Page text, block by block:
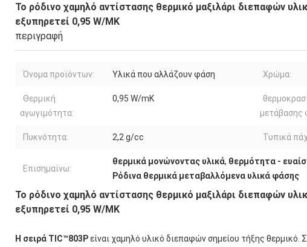
Το ρόδινο χαμηλό αντίστασης θερμικό μαξιλάρι διεπαφών
εξυπηρετεί 0,95 W/MK
περιγραφή
Όνομα προϊόντων: Υλικά που αλλάζουν φάση Χρώμα:
Θερμική
αγωγιμότητα:
0,95 W/mK
μετάβασης
Πυκνότητα: 2,2 g/cc Τυπικά
Επισημαίνω:
θερμικά μονώνοντας υλικά, θερμότητα -
Ρόδινα θερμικά μεταβαλλόμενα υλικά φάσης
Το ρόδινο χαμηλό αντίστασης θερμικό μαξιλάρι διεπαφών
εξυπηρετεί 0,95 W/MK
Η σειρά TIC™803Pείναι χαμηλό υλικό διεπαφών σημείου τήξης θερμικό.